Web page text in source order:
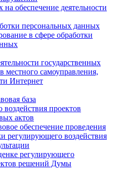
обеспечение деятельности
персональных данных
в сфере обработки
государственных
местного самоуправления,
Интернет
база
проектов
актов
обеспечение проведения
регулирующего воздействия
регулирующего
решений Думы